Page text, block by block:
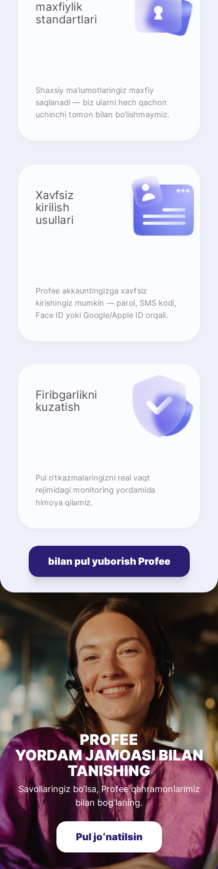
maxfiylik
standartlari
Shaxsiy ma’lumotlaringiz maxfiy
saqlanadi — biz ularni hech qachon
uchinchi tomon bilan bo‘lishmaymiz.
Xavfsiz
kirilish
usullari
Profee akkauntingizga xavfsiz
kirishingiz mumkin — parol, SMS kodi,
Face ID yoki Google/Apple ID orqali.
Firibgarlikni
kuzatish
Pul o‘tkazmalaringizni real vaqt
rejimidagi monitoring yordamida
himoya qilamiz.
bilan pul yuborish Profee
PROFEE
YORDAM JAMOASI BILAN
TANISHING
Savollaringiz bo‘lsa, Profee qahramonlarimiz
bilan bog‘laning.
Pul joʻnatilsin